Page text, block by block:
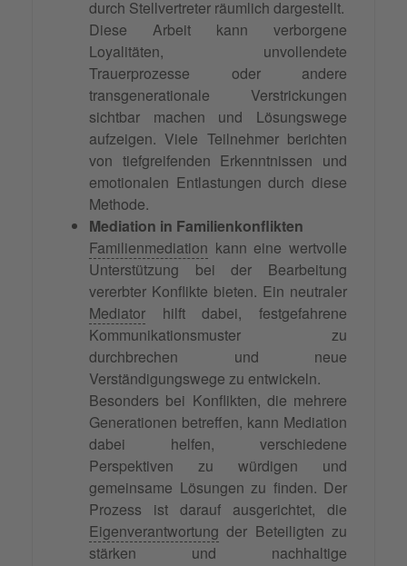
durch Stellvertreter räumlich dargestellt.
Diese Arbeit kann verborgene
Loyalitäten, unvollendete
Trauerprozesse oder andere
transgenerationale Verstrickungen
sichtbar machen und Lösungswege
aufzeigen. Viele Teilnehmer berichten
von tiefgreifenden Erkenntnissen und
emotionalen Entlastungen durch diese
Methode.
Mediation in Familienkonflikten
Familienmediation kann eine wertvolle
Unterstützung bei der Bearbeitung
vererbter Konflikte bieten. Ein neutraler
Mediator hilft dabei, festgefahrene
Kommunikationsmuster zu
durchbrechen und neue
Verständigungswege zu entwickeln.
Besonders bei Konflikten, die mehrere
Generationen betreffen, kann Mediation
dabei helfen, verschiedene
Perspektiven zu würdigen und
gemeinsame Lösungen zu finden. Der
Prozess ist darauf ausgerichtet, die
Eigenverantwortung der Beteiligten zu
stärken und nachhaltige